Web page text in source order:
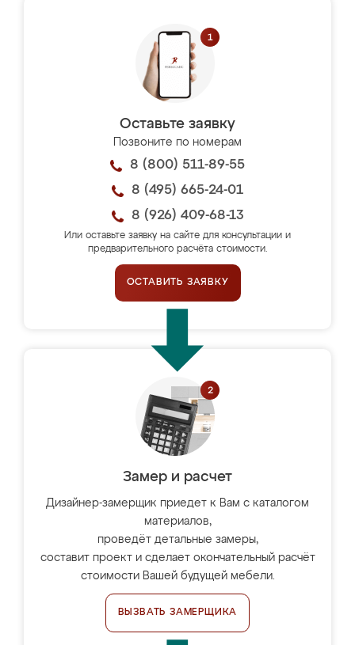
Оставьте заявку
Позвоните по номерам
8 (800) 511-89-55
8 (495) 665-24-01
8 (926) 409-68-13
Или оставьте заявку на сайте для консультации и
предварительного расчёта стоимости.
ОСТАВИТЬ ЗАЯВКУ
Замер и расчет
Дизайнер-замерщик приедет к Вам с каталогом
материалов,
проведёт детальные замеры,
составит проект и сделает окончательный расчёт
стоимости Вашей будущей мебели.
ВЫЗВАТЬ ЗАМЕРЩИКА